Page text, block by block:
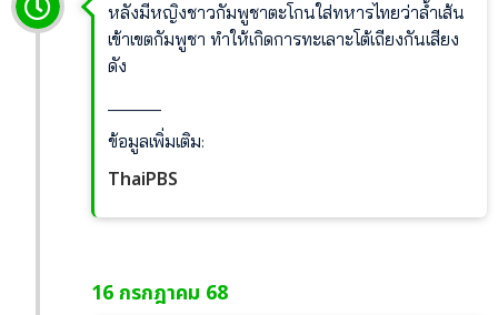
หลังมีหญิงชาวกัมพูชาตะโกนใส่ทหารไทยว่าล้ำเส้น
เข้าเขตกัมพูชา ทำให้เกิดการทะเลาะโต้เถียงกันเสียง
ดัง
ข้อมูลเพิ่มเติม:
ThaiPBS
16 กรกฎาคม 68